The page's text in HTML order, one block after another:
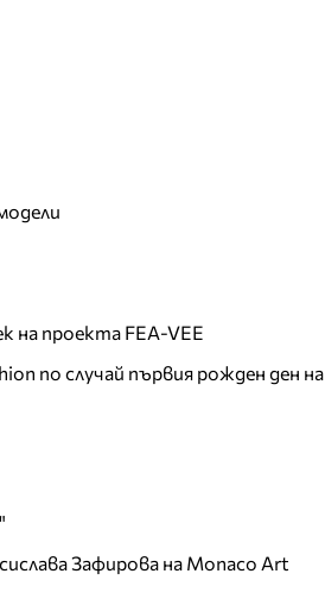
на проекта FEA-VEE
по случай първия рожден ден на
Зафирова на Monaco Art